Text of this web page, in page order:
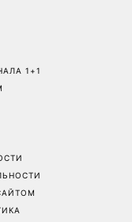
1+1